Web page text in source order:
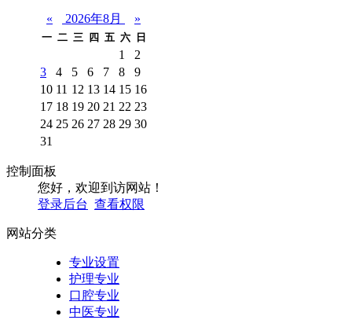
« 2026年8月 »
一 二 三 四 五 六 日
1
2
3
4 5 6 7 8
9
10 11 12 13 14 15 16
17 18 19 20 21 22 23
24 25 26 27 28 29 30
31
控制面板
您好，欢迎到访网站！
登录后台 查看权限
网站分类
专业设置
护理专业
口腔专业
中医专业